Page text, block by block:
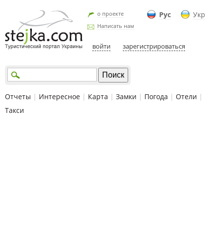
Рус Укр
о проекте
Написать нам
войти зарегистрироваться
Отчеты | Интересное | Карта | Замки | Погода | Отели |
Такси